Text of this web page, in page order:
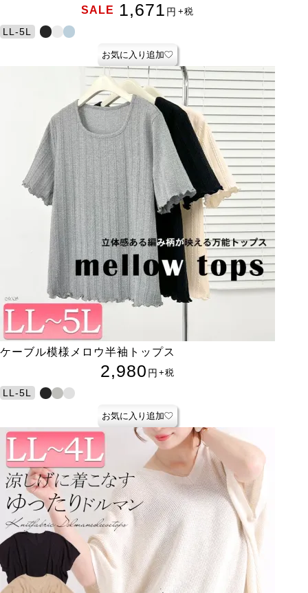
SALE 1,671 円 +税
LL-5L
お気に入り追加
ケーブル模様メロウ半袖トップス
2,980 円 +税
LL-5L
お気に入り追加